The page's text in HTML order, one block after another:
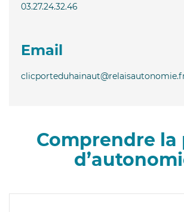
03.27.24.32.46
Email
Comprendre la